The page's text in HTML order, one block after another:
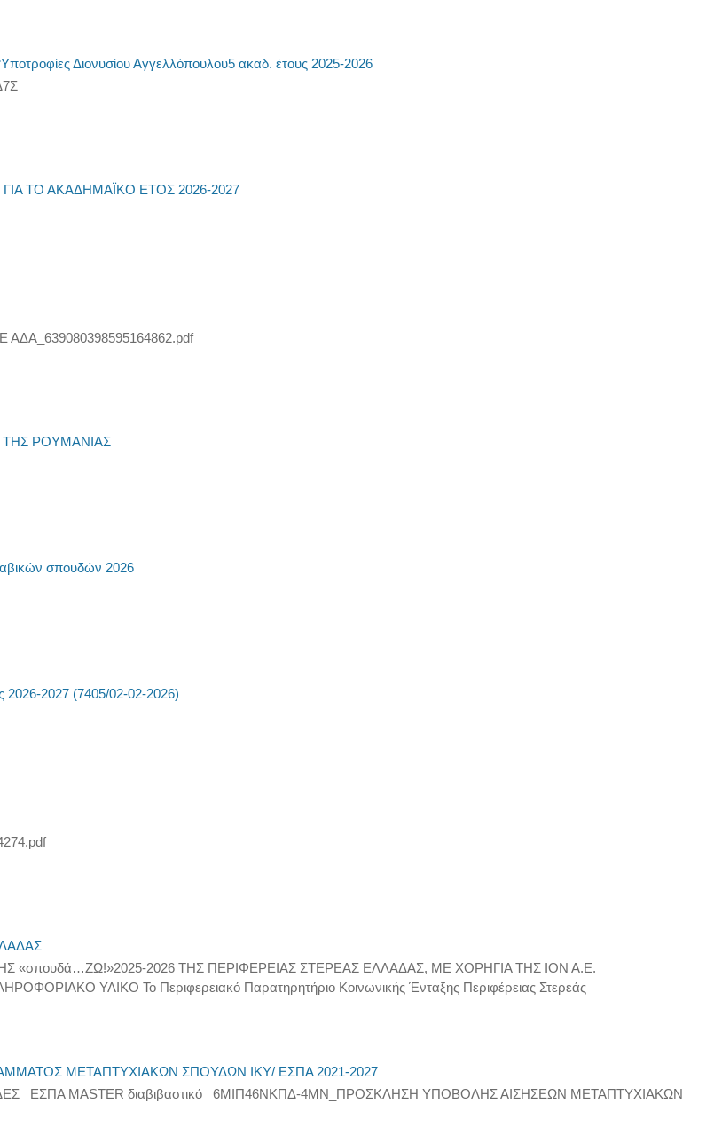
Διονυσίου Αγγελλόπουλου5 ακαδ. έτους 2025-2026
ΤΟ ΑΚΑΔΗΜΑΪΚΟ ΕΤΟΣ 2026-2027
ΤΗΣ ΡΟΥΜΑΝΙΑΣ
σπουδών 2026
2026-2027 (7405/02-02-2026)
«σπουδά…ΖΩ!»2025-2026 ΤΗΣ ΠΕΡΙΦΕΡΕΙΑΣ ΣΤΕΡΕΑΣ ΕΛΛΑΔΑΣ, ΜΕ ΧΟΡΗΓΙΑ ΤΗΣ ΙΟΝ Α.Ε.
ΥΛΙΚΟ Το Περιφερειακό Παρατηρητήριο Κοινωνικής Ένταξης Περιφέρειας Στερεάς
ΜΕΤΑΠΤΥΧΙΑΚΩΝ ΣΠΟΥΔΩΝ ΙΚΥ/ ΕΣΠΑ 2021-2027
ΕΣΠΑ MASTER διαβιβαστικό 6ΜΙΠ46ΝΚΠΔ-4ΜΝ_ΠΡΟΣΚΛΗΣΗ ΥΠΟΒΟΛΗΣ ΑΙΣΗΣΕΩΝ ΜΕΤΑΠΤΥΧΙΑΚΩΝ